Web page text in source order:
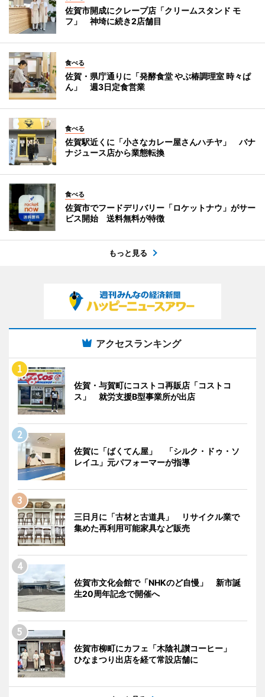
佐賀市開成にクレープ店「クリームスタンド モ
フ」 神埼に続き2店舗目
食べる
佐賀・県庁通りに「発酵食堂 やぶ椿調理室 時々ぱ
ん」 週3日定食営業
食べる
佐賀駅近くに「小さなカレー屋さんハチヤ」 バナ
ナジュース店から業態転換
食べる
佐賀市でフードデリバリー「ロケットナウ」がサー
ビス開始 送料無料が特徴
もっと見る
アクセスランキング
佐賀・与賀町にコストコ再販店「コストコ
ス」 就労支援B型事業所が出店
佐賀に「ばくてん屋」 「シルク・ドゥ・ソ
レイユ」元パフォーマーが指導
三日月に「古材と古道具」 リサイクル業で
集めた再利用可能家具など販売
佐賀市文化会館で「NHKのど自慢」 新市誕
生20周年記念で開催へ
佐賀市柳町にカフェ「木陰礼讃コーヒー」
ひなまつり出店を経て常設店舗に